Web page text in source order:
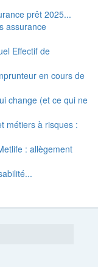
prêt 2025...
assurance
Effectif de
en cours de
change (et ce qui ne
métiers à risques :
: allègement